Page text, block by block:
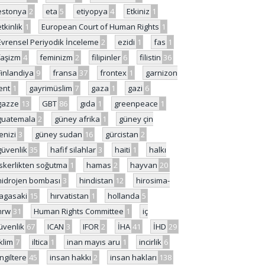
2 eta 5 etiyopya 4 Etkiniz 1
1 European Court of Human Rights 1
Periyodik İnceleme 2 ezidi 1 fas 1
4 feminizm 2 filipinler 6 filistin 36
9 fransa 37 frontex 1
garnizon
1 gayrimüslim 7 gaza 1 gazi 6
13 GBT 86 gıda 1 greenpeace 1
2 güney afrika 1
güney çin
3 güney sudan 16 gürcistan 2
35 hafif silahlar 3 haiti 1
halkı
soğutma 1 hamas 2 hayvan 20
bombası 3 hindistan 12
hirosima-
15 hırvatistan 1 hollanda 5
31 Human Rights Committee 1
iç
67 ICAN 3 IFOR 2 İHA 41 İHD 29
7 iltica 1 inan mayıs aru 1 incirlik 6
45 insan hakkı 2 insan hakları 138